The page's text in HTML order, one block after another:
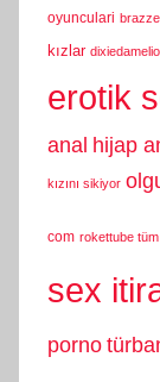
oyunculari
kızlar
erotik
anal hijap
kızını sikiyor
com rokettube
sex
porno